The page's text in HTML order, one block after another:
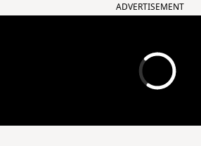
ADVERTISEMENT